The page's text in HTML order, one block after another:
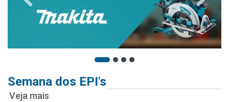
Semana dos EPI's
Veja mais